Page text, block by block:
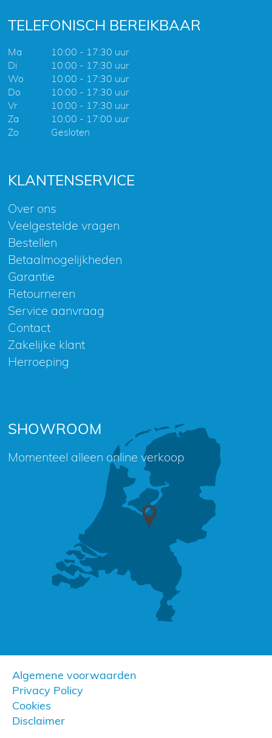
TELEFONISCH BEREIKBAAR
Ma
10:00 - 17:30 uur
Di
10:00 - 17:30 uur
Wo
10:00 - 17:30 uur
Do
10:00 - 17:30 uur
Vr
10:00 - 17:30 uur
Za
10:00 - 17:00 uur
Zo
Gesloten
KLANTENSERVICE
Over ons
Veelgestelde vragen
Bestellen
Betaalmogelijkheden
Garantie
Retourneren
Service aanvraag
Contact
Zakelijke klant
Herroeping
SHOWROOM
Momenteel alleen online verkoop
Algemene voorwaarden
Privacy Policy
Cookies
Disclaimer